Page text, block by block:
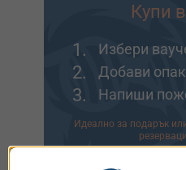
Купи
1. Избери
2. Добави
3. Напиши
Идеално за подарък